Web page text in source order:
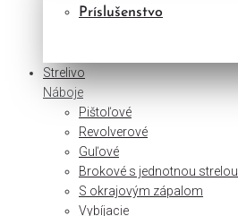
Príslušenstvo
Strelivo
Náboje
Pištoľové
Revolverové
Guľové
Brokové s jednotnou strelou
S okrajovým zápalom
Vybíjacie